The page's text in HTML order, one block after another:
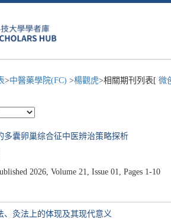
>中醫藥學院(FC) >楊觀虎>相關期刊列表[ 微
多囊卵巢综合征中医辨治策略探析
2026, Volume 21, Issue 01, Pages 1-10
、灸法上的体现及其现代意义